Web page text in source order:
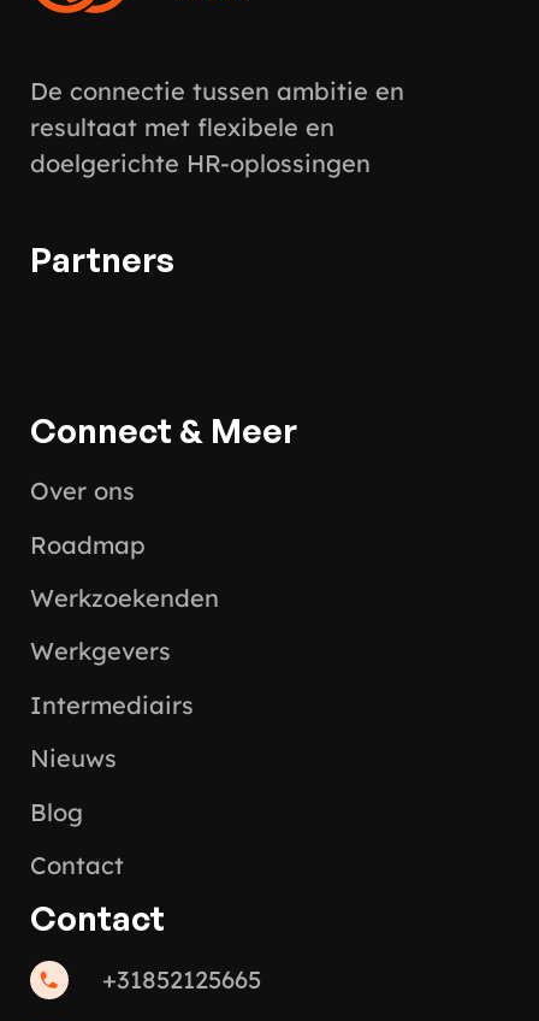
De connectie tussen ambitie en
resultaat met flexibele en
doelgerichte HR-oplossingen
Partners
Connect & Meer
Over ons
Roadmap
Werkzoekenden
Werkgevers
Intermediairs
Nieuws
Blog
Contact
Contact
+31852125665